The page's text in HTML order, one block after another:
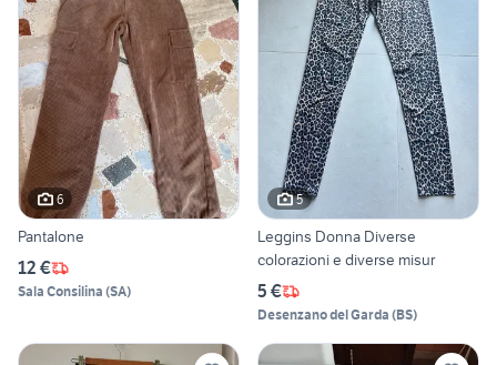
6
Pantalone
12 €
Sala Consilina (SA)
5
Leggins Donna Diverse
colorazioni e diverse misur
5 €
Desenzano del Garda (BS)